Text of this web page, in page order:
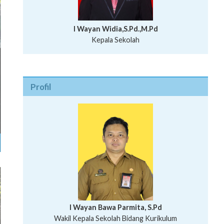
I Wayan Widia,S.Pd.,M.Pd
Kepala Sekolah
Profil
I Wayan Bawa Parmita, S.Pd
Wakil Kepala Sekolah Bidang Kurikulum
I Wayan Gede Aditya Pratita, S.Pd., M.Sn
Ni Wayan Nopi Sutantri, S.Pd.